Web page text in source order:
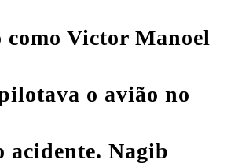
Victor Manoel
o avião no
acidente. Nagib